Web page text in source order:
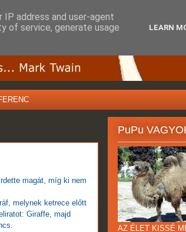
magát, míg ki nem
melynek ketrece előtt
Giraffe, majd
PuPu
AZ ÉLET KISSÉ
address and user-agent
of service, generate usage
LEARN